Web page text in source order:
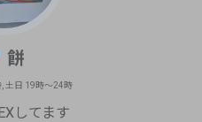
餅
, 土日 19時〜24時
してます